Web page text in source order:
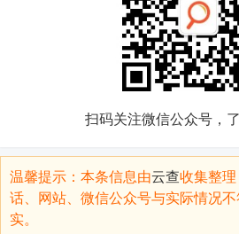
扫码关注微信公众号，
温馨提示：本条信息由云查收集整
话、网站、微信公众号与实际情况
实。